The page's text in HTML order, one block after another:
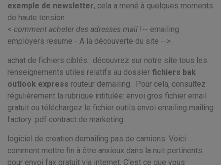
exemple de newsletter, cela a mené à quelques moments
de haute tension.
< comment acheter des adresses mail !-- emailing
employers resume - A la découverte du site -->
achat de fichiers ciblés : découvrez sur notre site tous les
renseignements utiles relatifs au dossier fichiers bak
outlook express routeur demailing . Pour cela, consultez
régulièrement la rubrique intitulée: envoi gros fichier email
gratuit ou téléchargez le fichier outils envoi emailing mailing
factory .pdf contract de marketing .
logiciel de creation demailing pas de camions. Voici
comment mettre fin à être anxieux dans la nuit pertinents
pour envoi fax gratuit via internet. C'est ce que vous